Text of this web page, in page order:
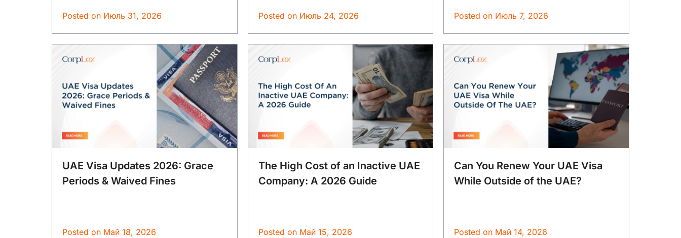
Posted on Июль 31, 2026 Posted on Июль 24, 2026 Posted on Июль 7, 2026
UAE Visa Updates 2026: Grace
Periods & Waived Fines
Posted on Май 18, 2026
The High Cost of an Inactive UAE
Company: A 2026 Guide
Posted on Май 15, 2026
Can You Renew Your UAE Visa
While Outside of the UAE?
Posted on Май 14, 2026